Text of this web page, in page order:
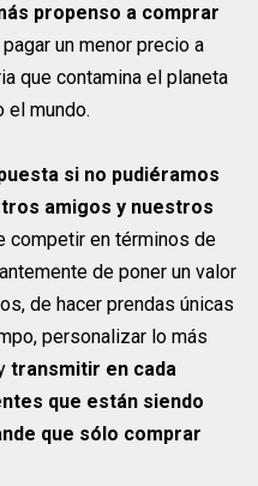
propenso a comprar
un menor precio a
que contamina el planeta
el mundo.
si no pudiéramos
amigos y nuestros
competir en términos de
de poner un valor
de hacer prendas únicas
personalizar lo más
transmitir en cada
que están siendo
que sólo comprar